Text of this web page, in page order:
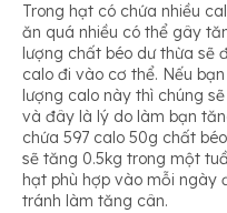
Trong hạt có chứa nhiều
ăn quá nhiều có thể gây
lượng chất béo dư thừa sẽ
calo đi vào cơ thể. Nếu
lượng calo này thì chúng
và đây là lý do làm bạn
chứa 597 calo 50g chất
sẽ tăng 0.5kg trong một
hạt phù hợp vào mỗi ngày
tránh làm tăng cân.